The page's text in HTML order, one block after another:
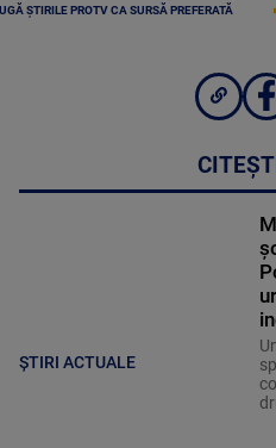
ȘTIRILE PROTV CA SURSĂ PREFERATĂ
ȘTIRI ACTUALE